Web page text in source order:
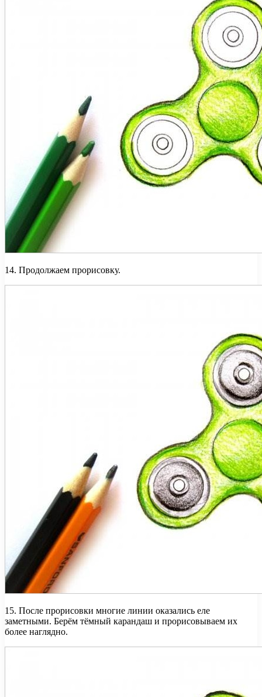
14. Продолжаем прорисовку.
15. После прорисовки многие линии оказались еле
заметными. Берём тёмный карандаш и прорисовываем их
более наглядно.